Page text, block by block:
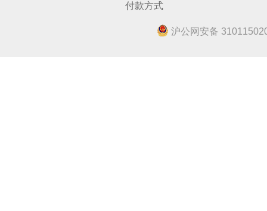
付款方式
沪公网安备